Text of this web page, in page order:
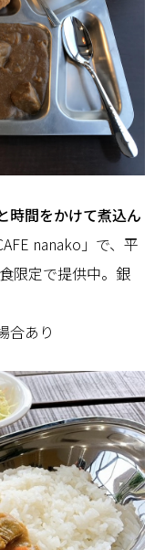
時間をかけて煮込ん
nanako」で、平
限定で提供中。銀
合あり